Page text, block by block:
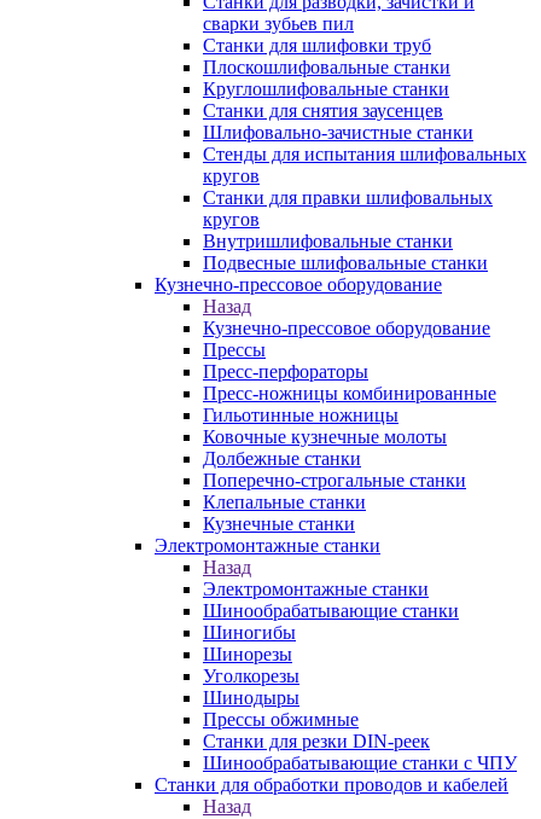
сварки зубьев пил
Станки для шлифовки труб
Плоскошлифовальные станки
Круглошлифовальные станки
Станки для снятия заусенцев
Шлифовально-зачистные станки
Стенды для испытания шлифовальных
кругов
Станки для правки шлифовальных
кругов
Внутришлифовальные станки
Подвесные шлифовальные станки
Кузнечно-прессовое оборудование
Назад
Кузнечно-прессовое оборудование
Прессы
Пресс-перфораторы
Пресс-ножницы комбинированные
Гильотинные ножницы
Ковочные кузнечные молоты
Долбежные станки
Поперечно-строгальные станки
Клепальные станки
Кузнечные станки
Электромонтажные станки
Назад
Электромонтажные станки
Шинообрабатывающие станки
Шиногибы
Шинорезы
Уголкорезы
Шинодыры
Прессы обжимные
Станки для резки DIN-реек
Шинообрабатывающие станки с ЧПУ
Станки для обработки проводов и кабелей
Назад